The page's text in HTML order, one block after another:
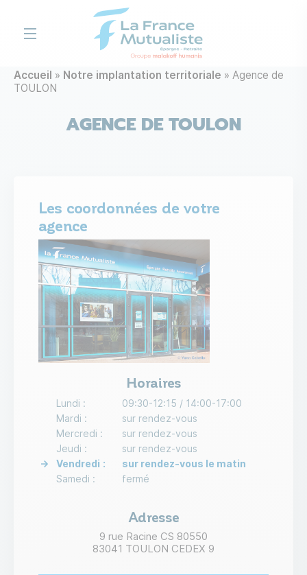
Aller au contenu principal
Accueil Notre implantation territoriale
Agence de
TOULON
AGENCE DE TOULON
Les coordonnées de votre
agence
Horaires
Lundi
09:30-12:15 / 14:00-17:00
Mardi
sur rendez-vous
Mercredi
sur rendez-vous
Jeudi
sur rendez-vous
Vendredi
sur rendez-vous le matin
Samedi
fermé
Adresse
9 rue Racine CS 80550
83041 TOULON CEDEX 9